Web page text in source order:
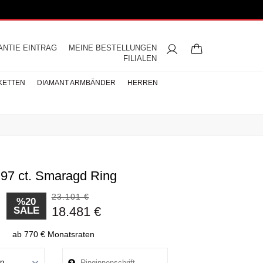
MEINE BESTELLUNGEN
EINTRAG
FILIALEN
Eheringe
Halbmemoire
Diamantringe
Perlen Ohrringe
Buchstaben Halskette
DIAMANT ARMBÄNDER HERREN
Herren Halsketten
ct. Smaragd Ring
%20
SALE
23.101 €
18.481 €
ab 770 € Monatsraten